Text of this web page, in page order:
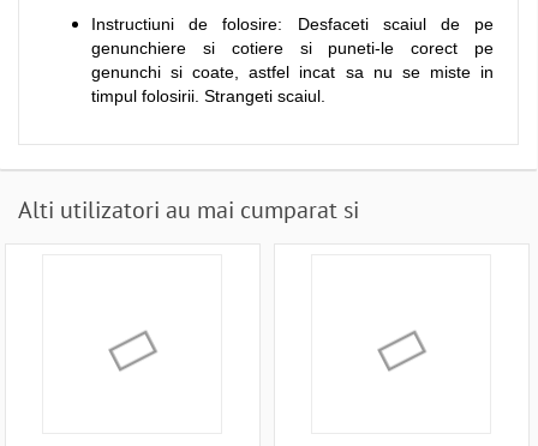
Instructiuni de folosire: Desfaceti scaiul de pe
genunchiere si cotiere si puneti-le corect pe
genunchi si coate, astfel incat sa nu se miste in
timpul folosirii. Strangeti scaiul.
Alti utilizatori au mai cumparat si